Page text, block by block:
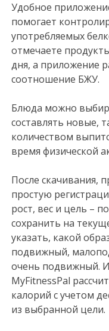
Удобное
помогает
употребляемых
отмечаете
дня, а приложение
соотношение БЖУ.
Блюда можно
составлять новые,
количеством
время физической
После скачивания,
простую
рост, вес и цель –
сохранить на
указать, какой
подвижный,
очень подвижный.
MyFitnessPal
калорий с учетом
из выбранной цели.